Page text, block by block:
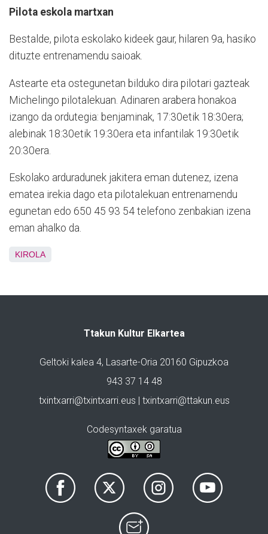
Pilota eskola martxan
Bestalde, pilota eskolako kideek gaur, hilaren 9a, hasiko
dituzte entrenamendu saioak.
Astearte eta ostegunetan bilduko dira pilotari gazteak
Michelingo pilotalekuan. Adinaren arabera honakoa
izango da ordutegia: benjaminak, 17:30etik 18:30era;
alebinak 18:30etik 19:30era eta infantilak 19:30etik
20:30era.
Eskolako arduradunek jakitera eman dutenez, izena
ematea irekia dago eta pilotalekuan entrenamendu
egunetan edo 650 45 93 54 telefono zenbakian izena
eman ahalko da.
KIROLA
Ttakun Kultur Elkartea
Geltoki kalea 4, Lasarte-Oria 20160 Gipuzkoa
943 37 14 48
txintxarri@txintxarri.eus | txintxarri@ttakun.eus
Codesyntaxek garatua